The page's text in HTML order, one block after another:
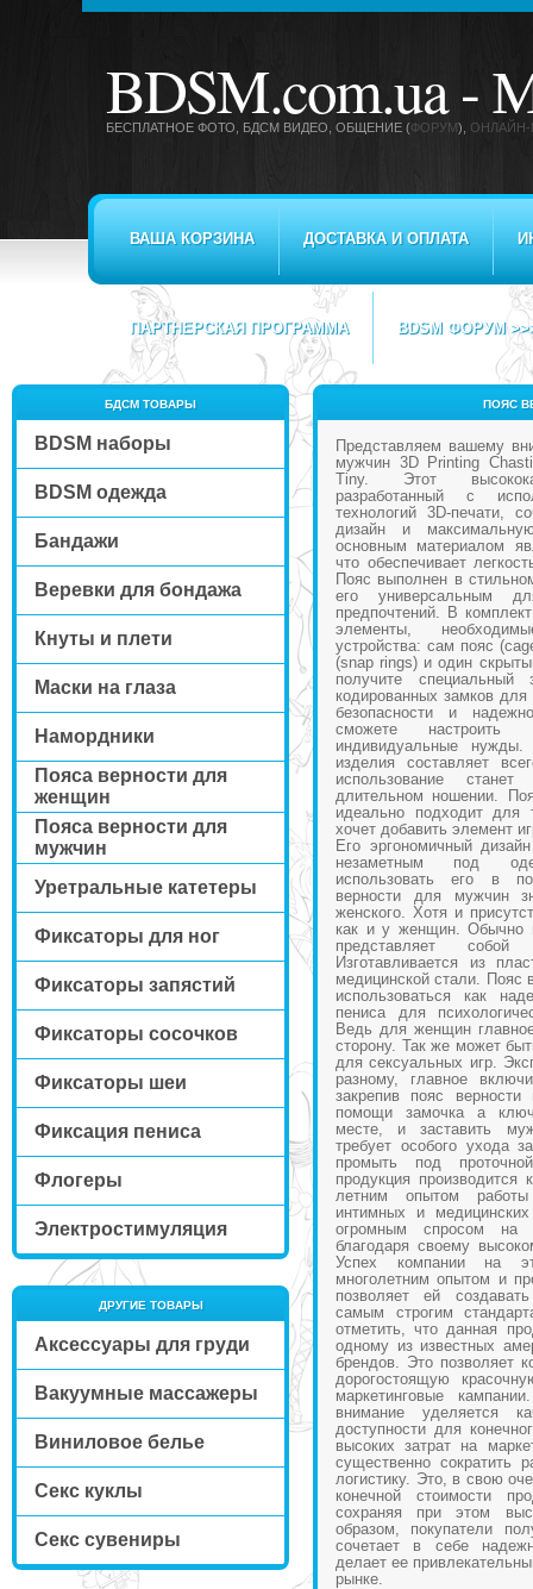
BDSM.com.ua -
БЕСПЛАТНОЕ ФОТО, БДСМ ВИДЕО , ОБЩЕНИЕ (ФОРУМ), ОНЛАЙН-
ВАША КОРЗИНА ДОСТАВКА И ОПЛАТА
ПАРТНЕРСКАЯ ПРОГРАММА BDSM ФОРУМ
БДСМ ТОВАРЫ
BDSM наборы
BDSM одежда
Бандажи
Веревки для бондажа
Кнуты и плети
Маски на глаза
Намордники
Пояса верности для
женщин
Пояса верности для
мужчин
Уретральные катетеры
Фиксаторы для ног
Фиксаторы запястий
Фиксаторы сосочков
Фиксаторы шеи
Фиксация пениса
Флогеры
Электростимуляция
ДРУГИЕ ТОВАРЫ
Аксессуары для груди
Вакуумные массажеры
Виниловое белье
Секс куклы
Секс сувениры
ПОЯС
Представляем вашему
мужчин 3D Printing
Tiny. Этот
разработанный с
технологий 3D-печати,
дизайн и
основным материалом
что обеспечивает
Пояс выполнен в
его универсальным
предпочтений. В
элементы,
устройства: сам пояс
(snap rings) и один
получите
кодированных замков
безопасности и
сможете настроить
индивидуальные
изделия составляет
использование
длительном ношении.
идеально подходит
хочет добавить элемент
Его эргономичный
незаметным под
использовать его в
верности для мужчин
женского. Хотя и
как и у женщин. Обычно
представляет
Изготавливается из
медицинской стали. Пояс
использоваться как
пениса для
Ведь для женщин
сторону. Так же может
для сексуальных игр.
разному, главное
закрепив пояс
помощи замочка а
месте, и заставить
требует особого ухода
промыть под
продукция
летним опытом
интимных и
огромным спросом
благодаря своему
Успех компании на
многолетним опытом и
позволяет ей
самым строгим
отметить, что данная
одному из известных
брендов. Это позволяет
дорогостоящую
маркетинговые
внимание уделяется
доступности для
высоких затрат на
существенно сократить
логистику. Это, в свою
конечной стоимости
сохраняя при этом
образом, покупатели
сочетает в себе
делает ее
рынке.